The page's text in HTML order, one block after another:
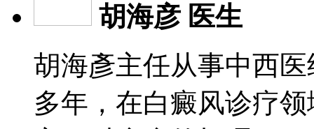
胡海彦 医生
胡海彥主任从事中西
多年，在白癜风诊疗